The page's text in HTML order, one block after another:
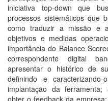
iniciativa top-down que
processos sistemáticos que
como traduzir a missão e
objetivos e medidas
importância do Balance
correspondente digital
apresentar o histórico de
definindo e
implantação da
obter o feedback da